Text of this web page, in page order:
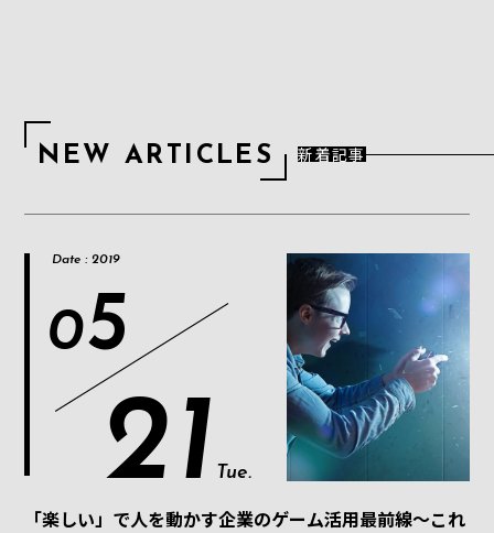
N E W AR T I C L E S 新着記事
Date : 2019
05
21 Tue.
「楽しい」で人を動かす企業のゲーム活用最前線〜これ